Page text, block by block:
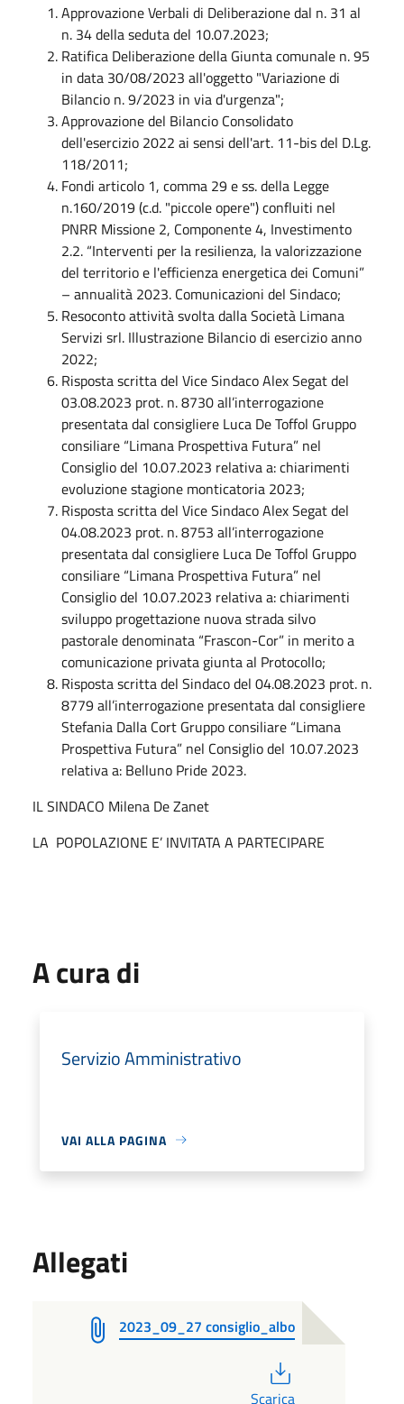
Approvazione Verbali di Deliberazione dal n. 31 al
n. 34 della seduta del 10.07.2023;
Ratifica Deliberazione della Giunta comunale n. 95
in data 30/08/2023 all'oggetto "Variazione di
Bilancio n. 9/2023 in via d'urgenza";
Approvazione del Bilancio Consolidato
dell'esercizio 2022 ai sensi dell'art. 11-bis del D.Lg.
118/2011;
Fondi articolo 1, comma 29 e ss. della Legge
n.160/2019 (c.d. "piccole opere") confluiti nel
PNRR Missione 2, Componente 4, Investimento
2.2. “Interventi per la resilienza, la valorizzazione
del territorio e l'efficienza energetica dei Comuni”
– annualità 2023. Comunicazioni del Sindaco;
Resoconto attività svolta dalla Società Limana
Servizi srl. Illustrazione Bilancio di esercizio anno
2022;
Risposta scritta del Vice Sindaco Alex Segat del
03.08.2023 prot. n. 8730 all’interrogazione
presentata dal consigliere Luca De Toffol Gruppo
consiliare “Limana Prospettiva Futura” nel
Consiglio del 10.07.2023 relativa a: chiarimenti
evoluzione stagione monticatoria 2023;
Risposta scritta del Vice Sindaco Alex Segat del
04.08.2023 prot. n. 8753 all’interrogazione
presentata dal consigliere Luca De Toffol Gruppo
consiliare “Limana Prospettiva Futura” nel
Consiglio del 10.07.2023 relativa a: chiarimenti
sviluppo progettazione nuova strada silvo
pastorale denominata “Frascon-Cor” in merito a
comunicazione privata giunta al Protocollo;
Risposta scritta del Sindaco del 04.08.2023 prot. n.
8779 all’interrogazione presentata dal consigliere
Stefania Dalla Cort Gruppo consiliare “Limana
Prospettiva Futura” nel Consiglio del 10.07.2023
relativa a: Belluno Pride 2023.
IL SINDACO Milena De Zanet
LA POPOLAZIONE E’ INVITATA A PARTECIPARE
A cura di
Servizio Amministrativo
VAI ALLA PAGINA
Allegati
2023_09_27 consiglio_albo
Scarica